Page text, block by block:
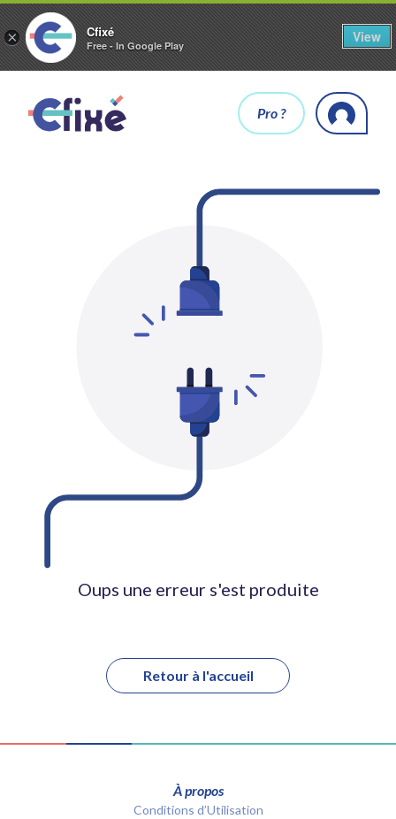
× Cfixé
Free - In Google Play
View
Pro ?
Oups une erreur s'est produite
Retour à l'accueil
À propos
Conditions d’Utilisation